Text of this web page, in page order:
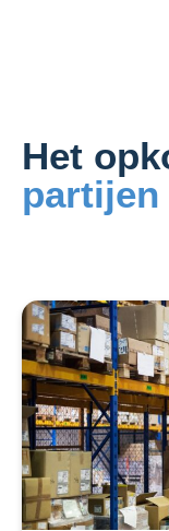
Het
partijen